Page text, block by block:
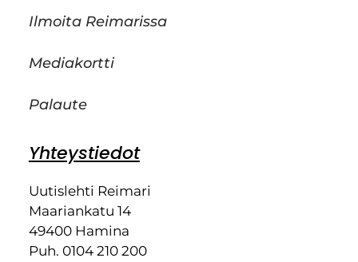
Ilmoita Reimarissa
Mediakortti
Palaute
Yhteystiedot
Uutislehti Reimari
Maariankatu 14
49400 Hamina
Puh. 0104 210 200